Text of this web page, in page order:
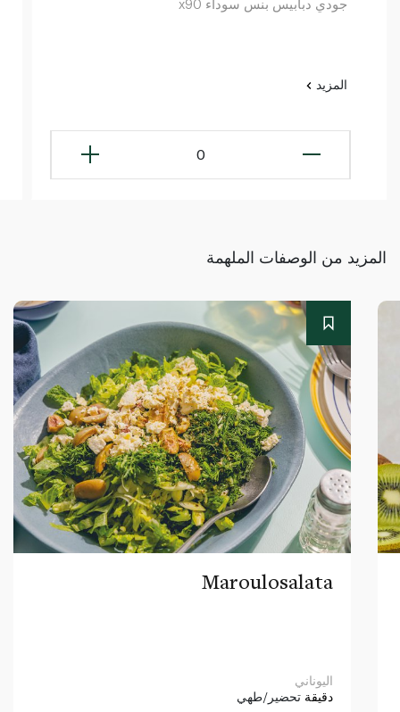
جودي دبابيس بنس سوداء x90
المزيد
0
المزيد من الوصفات الملهمة
Maroulosalata
اليوناني
دقيقة تحضير/طهي